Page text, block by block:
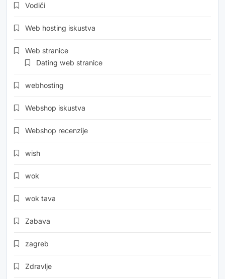
Vodiči
Web hosting iskustva
Web stranice
Dating web stranice
webhosting
Webshop iskustva
Webshop recenzije
wish
wok
wok tava
Zabava
zagreb
Zdravlje